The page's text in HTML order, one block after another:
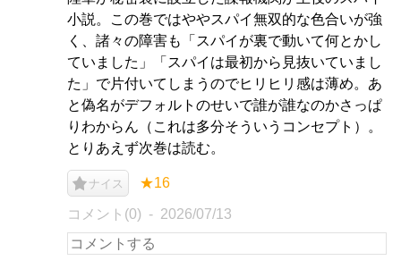
小説。この巻ではややスパイ無双的な色合いが強
く、諸々の障害も「スパイが裏で動いて何とかし
ていました」「スパイは最初から見抜いていまし
た」で片付いてしまうのでヒリヒリ感は薄め。あ
と偽名がデフォルトのせいで誰が誰なのかさっぱ
りわからん（これは多分そういうコンセプト）。
とりあえず次巻は読む。
ナイス ★16
コメント(0) 2026/07/13